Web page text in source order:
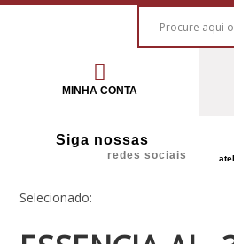
MINHA CONTA
Siga nossas
redes sociais
Selecionado: